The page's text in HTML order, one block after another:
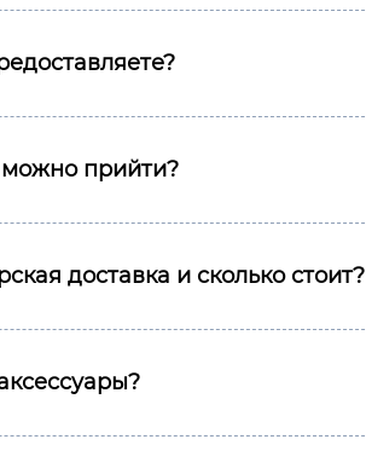
можно прийти?
доставка и сколько стоит?